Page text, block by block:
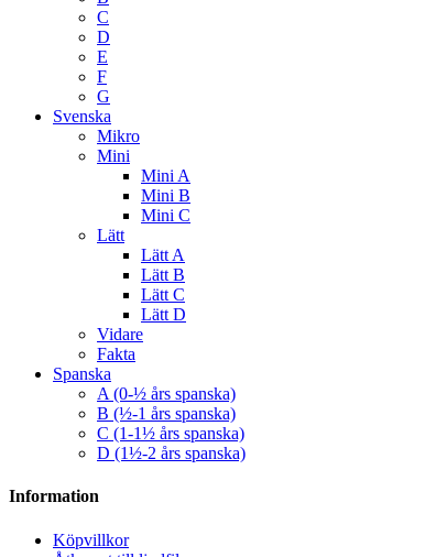
C
D
E
F
G
Svenska
Mikro
Mini
Mini A
Mini B
Mini C
Lätt
Lätt A
Lätt B
Lätt C
Lätt D
Vidare
Fakta
Spanska
A (0-½ års spanska)
B (½-1 års spanska)
C (1-1½ års spanska)
D (1½-2 års spanska)
Information
Köpvillkor